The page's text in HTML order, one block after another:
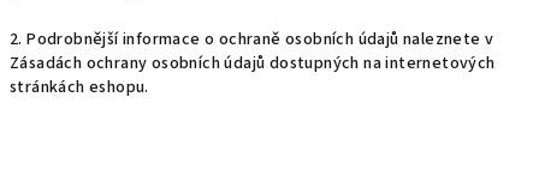
2. Podrobnější informace o ochraně osobních údajů naleznete v
Zásadách ochrany osobních údajů dostupných na internetových
stránkách eshopu.